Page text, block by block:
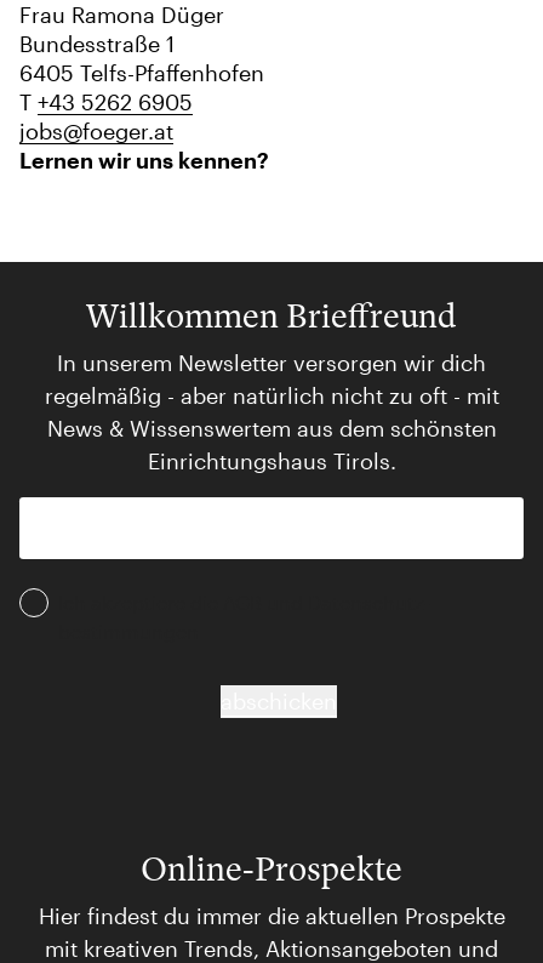
Frau Ramona Düger
Bundesstraße 1
6405 Telfs-Pfaffenhofen
T +43 5262 6905
jobs@foeger.at
Lernen wir uns kennen?
Willkommen Brieffreund
In unserem Newsletter versorgen wir dich
regelmäßig - aber natürlich nicht zu oft - mit
News & Wissenswertem aus dem schönsten
Einrichtungshaus Tirols.
Online-Prospekte
Hier findest du immer die aktuellen Prospekte
mit kreativen Trends, Aktionsangeboten und